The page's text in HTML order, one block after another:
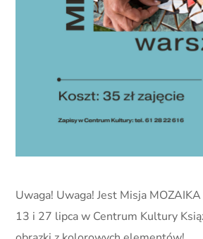
Uwaga! Uwaga! Jest Misja
13 i 27 lipca w Centrum Kultury